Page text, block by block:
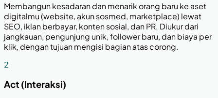
Membangun kesadaran dan menarik orang baru ke aset
digitalmu (website, akun sosmed, marketplace) lewat
SEO, iklan berbayar, konten sosial, dan PR. Diukur dari
jangkauan, pengunjung unik, follower baru, dan biaya per
klik, dengan tujuan mengisi bagian atas corong.
2
Act (Interaksi)